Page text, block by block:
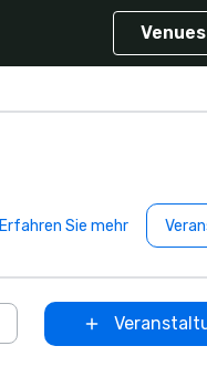
Venues
Erfahren Sie mehr